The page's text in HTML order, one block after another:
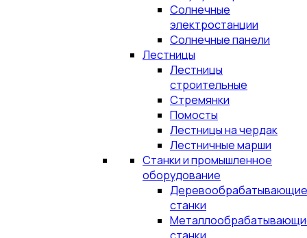
Солнечные
электростанции
Солнечные панели
Лестницы
Лестницы
строительные
Стремянки
Помосты
Лестницы на чердак
Лестничные марши
Станки и промышленное
оборудование
Деревообрабатывающие
станки